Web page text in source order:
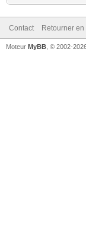
Contact Retourner en
Moteur MyBB , © 2002-